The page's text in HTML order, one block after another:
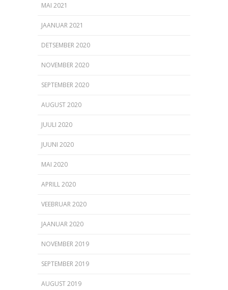
MAI 2021
JAANUAR 2021
DETSEMBER 2020
NOVEMBER 2020
SEPTEMBER 2020
AUGUST 2020
JUULI 2020
JUUNI 2020
MAI 2020
APRILL 2020
VEEBRUAR 2020
JAANUAR 2020
NOVEMBER 2019
SEPTEMBER 2019
AUGUST 2019